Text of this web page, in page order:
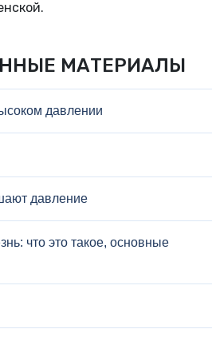
МАТЕРИАЛЫ
давлении
давление
что это такое, основные